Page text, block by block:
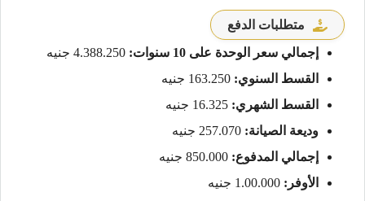
متطلبات الدفع
إجمالي سعر الوحدة على 10 سنوات:
القسط السنوي:
القسط الشهري:
وديعة الصيانة:
إجمالي المدفوع: 850.000 جنيه
الأوفر: